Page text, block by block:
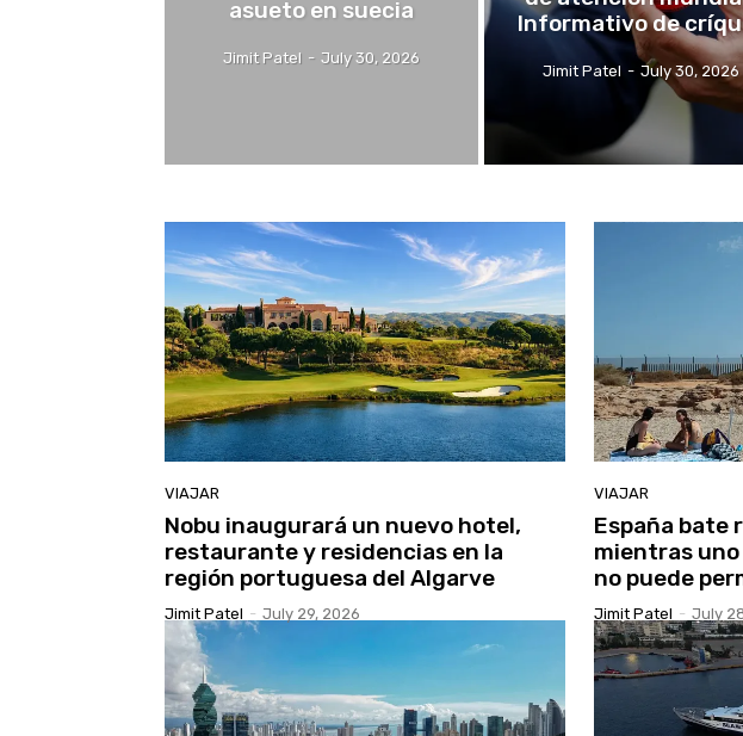
asueto en suecia
Jimit Patel - July 30, 2026
Informativo de
Jimit Patel - July 30, 2026
VIAJAR
Nobu inaugurará un nuevo hotel,
restaurante y residencias en la
región portuguesa del Algarve
Jimit Patel - July 29, 2026
VIAJAR
España bate
mientras
no puede
Jimit Patel - July